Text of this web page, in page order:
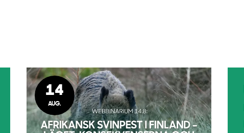
14
AUG.